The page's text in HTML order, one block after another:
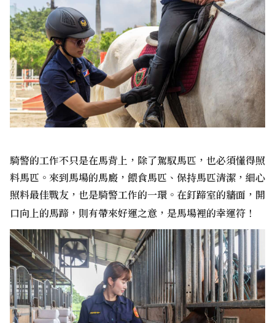
騎警的工作不只是在馬背上，除了駕馭馬匹，也必須懂得照
料馬匹。來到馬場的馬廄，餵食馬匹、保持馬匹清潔，細心
照料最佳戰友，也是騎警工作的一環。在釘蹄室的牆面，開
口向上的馬蹄，則有帶來好運之意，是馬場裡的幸運符！